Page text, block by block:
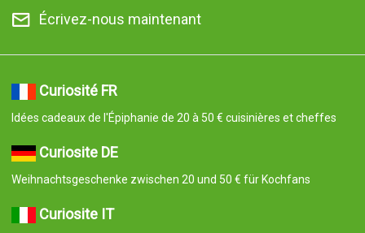
Écrivez-nous maintenant
Curiosité FR
Idées cadeaux de l'Épiphanie de 20 à 50 € cuisinières et cheffes
Curiosite DE
Weihnachtsgeschenke zwischen 20 und 50 € für Kochfans
Curiosite IT